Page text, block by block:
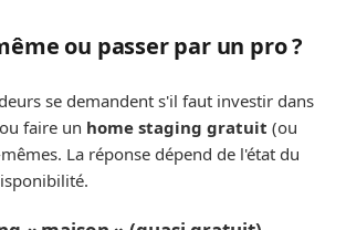
ou passer par un pro ?
se demandent s'il faut investir dans
faire un home staging gratuit (ou
La réponse dépend de l'état du